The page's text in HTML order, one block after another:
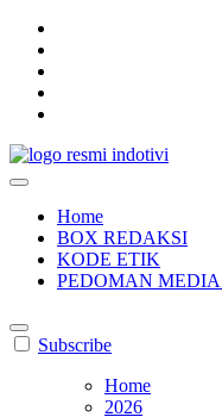
Home
BOX REDAKSI
KODE ETIK
PEDOMAN MEDIA
Subscribe
Home
2026